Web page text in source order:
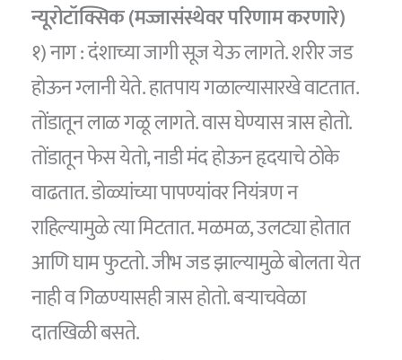
न्यूरोटॉक्सिक (मज्जासंस्थेवर परिणाम करणारे)
१) नाग : दंशाच्या जागी सूज येऊ लागते. शरीर जड
होऊन ग्लानी येते. हातपाय गळाल्यासारखे वाटतात.
तोंडातून लाळ गळू लागते. वास घेण्यास त्रास होतो.
तोंडातून फेस येतो, नाडी मंद होऊन हृदयाचे ठोके
वाढतात. डोळ्यांच्या पापण्यांवर नियंत्रण न
राहिल्यामुळे त्या मिटतात. मळमळ, उलट्या होतात
आणि घाम फुटतो. जीभ जड झाल्यामुळे बोलता येत
नाही व गिळण्यासही त्रास होतो. बऱ्याचवेळा
दातखिळी बसते.